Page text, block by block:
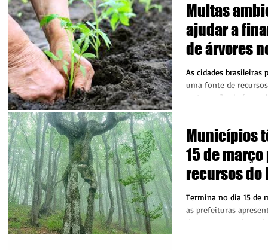
Multas
ajudar a
de árvores
municípios
As cidades brasileiras
uma fonte de
restauração de áreas
Municípios
15 de
recursos do
Ecológico
Termina no dia 15 de
as prefeituras
documentos sobre